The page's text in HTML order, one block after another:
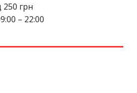
250 грн
– 22:00